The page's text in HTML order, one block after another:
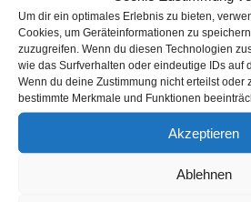
Um dir ein optimales Erlebnis zu bieten,
Cookies, um Geräteinformationen zu
zuzugreifen. Wenn du diesen Technologien
wie das Surfverhalten oder eindeutige IDs auf
Wenn du deine Zustimmung nicht erteilst oder
bestimmte Merkmale und Funktionen
Akzeptieren
Ablehnen
49,99€54,05€